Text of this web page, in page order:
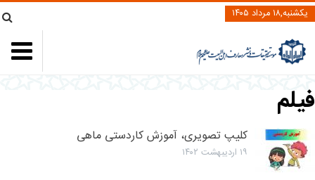
یکشنبه,۱۸ مرداد ۱۴۰۵
فیلم
کلیپ تصویری، آموزش کاردستی ماهی
۱۹ اردیبهشت ۱۴۰۲